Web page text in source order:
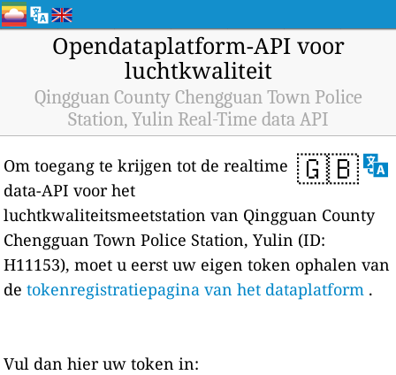
Opendataplatform-API voor
luchtkwaliteit
Qingguan County Chengguan Town Police
Station, Yulin Real-Time data API
🇬🇧
Om toegang te krijgen tot de realtime
data-API voor het
luchtkwaliteitsmeetstation van Qingguan County
Chengguan Town Police Station, Yulin (ID:
H11153), moet u eerst uw eigen token ophalen van
detokenregistratiepagina van het dataplatform .
Vul dan hier uw token in: